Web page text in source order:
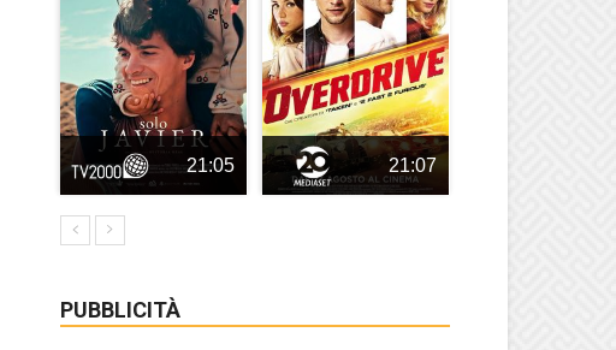
21:05 21:07
PUBBLICITÀ